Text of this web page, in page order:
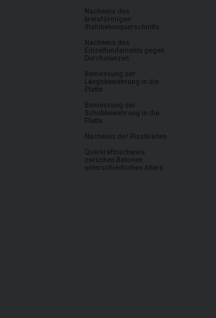
Nachweis des
kreisförmigen
Stahlbetonquerschnitts
Nachweis des
Einzelfundaments gegen
Durchstanzen
Bemessung der
Längsbewehrung in die
Platte
Bemessung der
Schubbewehrung in die
Platte
Nachweis der Rissbreiten
Querkraftnachweis
zwischen Betonen
unterschiedlichen Alters